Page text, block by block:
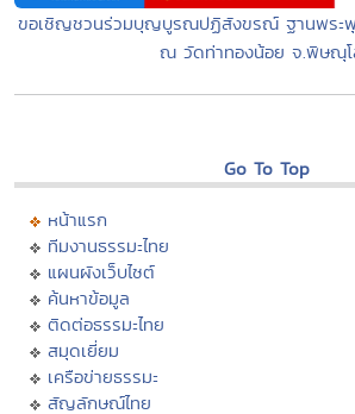
ขอเชิญชวนร่วมบุญบูรณปฏิสังขรณ์ ฐานพระพุ
ณ วัดท่าทองน้อย จ.พิษณุ
Go To Top
หน้าแรก
ทีมงานธรรมะไทย
แผนผังเว็บไซต์
ค้นหาข้อมูล
ติดต่อธรรมะไทย
สมุดเยี่ยม
เครือข่ายธรรมะ
สัญลักษณ์ไทย